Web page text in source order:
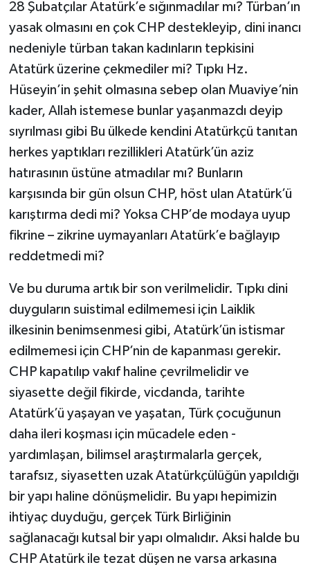
28 Şubatçılar Atatürk’e sığınmadılar mı? Türban’ın
yasak olmasını en çok CHP destekleyip, dini inancı
nedeniyle türban takan kadınların tepkisini
Atatürk üzerine çekmediler mi? Tıpkı Hz.
Hüseyin’in şehit olmasına sebep olan Muaviye’nin
kader, Allah istemese bunlar yaşanmazdı deyip
sıyrılması gibi Bu ülkede kendini Atatürkçü tanıtan
herkes yaptıkları rezillikleri Atatürk’ün aziz
hatırasının üstüne atmadılar mı? Bunların
karşısında bir gün olsun CHP, höst ulan Atatürk’ü
karıştırma dedi mi? Yoksa CHP’de modaya uyup
fikrine – zikrine uymayanları Atatürk’e bağlayıp
reddetmedi mi?
Ve bu duruma artık bir son verilmelidir. Tıpkı dini
duyguların suistimal edilmemesi için Laiklik
ilkesinin benimsenmesi gibi, Atatürk’ün istismar
edilmemesi için CHP’nin de kapanması gerekir.
CHP kapatılıp vakıf haline çevrilmelidir ve
siyasette değil fikirde, vicdanda, tarihte
Atatürk’ü yaşayan ve yaşatan, Türk çocuğunun
daha ileri koşması için mücadele eden -
yardımlaşan, bilimsel araştırmalarla gerçek,
tarafsız, siyasetten uzak Atatürkçülüğün yapıldığı
bir yapı haline dönüşmelidir. Bu yapı hepimizin
ihtiyaç duyduğu, gerçek Türk Birliğinin
sağlanacağı kutsal bir yapı olmalıdır. Aksi halde bu
CHP Atatürk ile tezat düşen ne varsa arkasına